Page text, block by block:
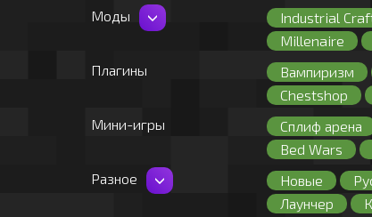
1.12.2
1.12
1.8.7
1.8.6
1.7.3
1.7.2
1.2.5
1.2.4
Моды Industrial
Millenaire
Solar
Плагины Вампиризм
Chestshop
Мини-игры
Сплиф арена
Bed Wars
Разное
Новые
Лаунчер